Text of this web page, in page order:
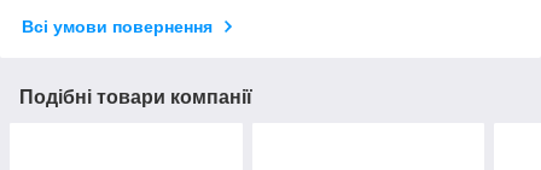
Всі умови повернення
Подібні товари компанії